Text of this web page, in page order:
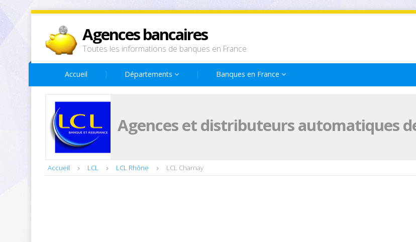
Agences bancaires
Toutes les informations de banques en France
Accueil Départements Banques en France
Agences et distributeurs automatiques
Accueil LCL LCL Rhône LCL Charnay